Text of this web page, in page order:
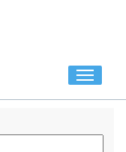
Toggle